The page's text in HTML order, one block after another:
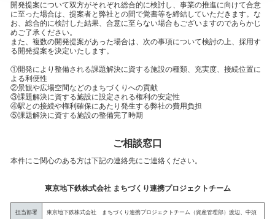
開発提案について双方がそれぞれ総合的に検討し、事業の推進に向けて合意
に至った場合は、提案者と弊社との間で覚書等を締結していただきます。な
お、総合的に検討した結果、合意に至らない場合もございますのであらかじ
めご了承ください。
また、複数の開発提案があった場合は、次の事項について検討の上、採用す
る開発提案を決定いたします。
①開発により整備される課題解決に資する施設の種類、充実度、接続位置に
よる利便性
②景観や広場空間などのまちづくりへの貢献
③課題解決に資する施設に設定される権利の安定性
④駅との接続や権利確保にあたり発生する弊社の費用負担
⑤課題解決に資する施設の整備完了時期
ご相談窓口
本件にご関心のある方は下記の連絡先にご連絡ください。
東京地下鉄株式会社 まちづくり連携プロジェクトチーム
担当部署 東京地下鉄株式会社 まちづくり連携プロジェクトチーム（資産管理部）渡辺、中須